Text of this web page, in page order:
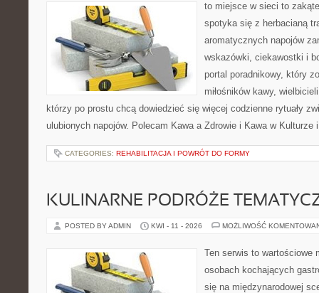
to miejsce w sieci to
spotyka się z herbacianą
aromatycznych napojów
wskazówki, ciekawostki i
portal poradnikowy, który
miłośników kawy,
którzy po prostu chcą dowiedzieć się więcej codzienne rytuały
ulubionych napojów. Polecam Kawa a Zdrowie i Kawa w
CATEGORIES: REHABILITACJA I POWRÓT DO FORMY
KULINARNE PODRÓŻE
POSTED BY ADMIN KWI - 11 - 2026 MOŻLIWOŚĆ
Ten serwis to wartościowe
osobach kochających
się na międzynarodowej